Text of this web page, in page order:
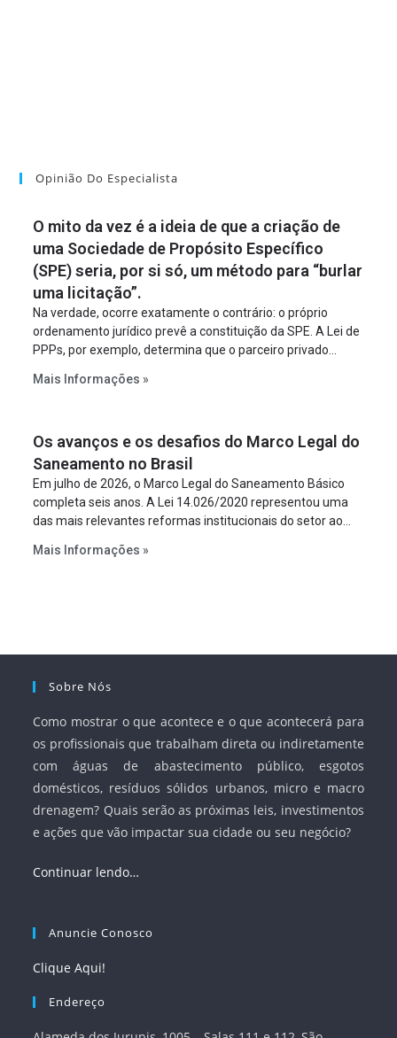
Opinião Do Especialista
O mito da vez é a ideia de que a criação de
uma Sociedade de Propósito Específico
(SPE) seria, por si só, um método para “burlar
uma licitação”.
Na verdade, ocorre exatamente o contrário: o próprio
ordenamento jurídico prevê a constituição da SPE. A Lei de
PPPs, por exemplo, determina que o parceiro privado
empreendimento. Ou seja, a suposta “fraude à licitação” é
projeto a projeto.
Mais Informações »
Os avanços e os desafios do Marco Legal do
Saneamento no Brasil
Em julho de 2026, o Marco Legal do Saneamento Básico
completa seis anos. A Lei 14.026/2020 representou uma
das mais relevantes reformas institucionais do setor ao
serviços, ampliar a participação da iniciativa privada,
Mais Informações »
Sobre Nós
Como mostrar o que acontece e o que acontecerá para
os profissionais que trabalham direta ou indiretamente
com águas de abastecimento público, esgotos
domésticos, resíduos sólidos urbanos, micro e macro
drenagem? Quais serão as próximas leis, investimentos
e ações que vão impactar sua cidade ou seu negócio?
Continuar lendo…
Anuncie Conosco
Clique Aqui!
Endereço